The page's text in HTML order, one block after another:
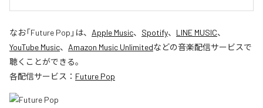
なお「Future Pop 」は、 Apple Music、 Spotify、 LINE MUSIC、
YouTube Music、 Amazon Music Unlimitedなどの音楽配信サービスで
聴くことができる。
各配信サービス： Future Pop